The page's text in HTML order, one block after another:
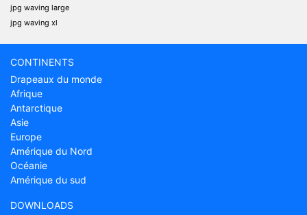
jpg waving large
jpg waving xl
CONTINENTS
Drapeaux du monde
Afrique
Antarctique
Asie
Europe
Amérique du Nord
Océanie
Amérique du sud
DOWNLOADS